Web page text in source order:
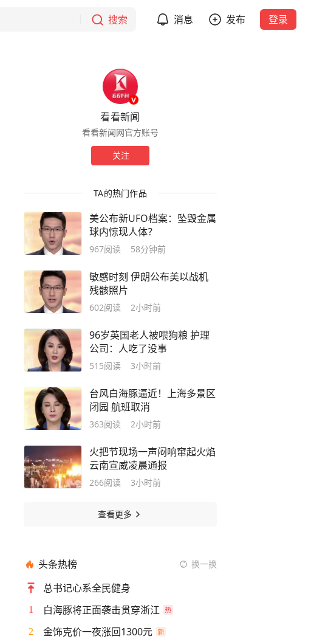
搜索 消息 发布 登录
看看新闻
看看新闻网官方账号
关注
TA的热门作品
美公布新UFO档案：坠毁金属
球内惊现人体？
967阅读 58分钟前
敏感时刻 伊朗公布美以战机
残骸照片
602阅读 2小时前
96岁英国老人被喂狗粮 护理
公司：人吃了没事
515阅读 3小时前
台风白海豚逼近！上海多景区
闭园 航班取消
363阅读 2小时前
火把节现场一声闷响窜起火焰
云南宣威凌晨通报
266阅读 3小时前
查看更多
头条热榜 换一换
总书记心系全民健身
1 白海豚将正面袭击贯穿浙江
2 金饰克价一夜涨回1300元